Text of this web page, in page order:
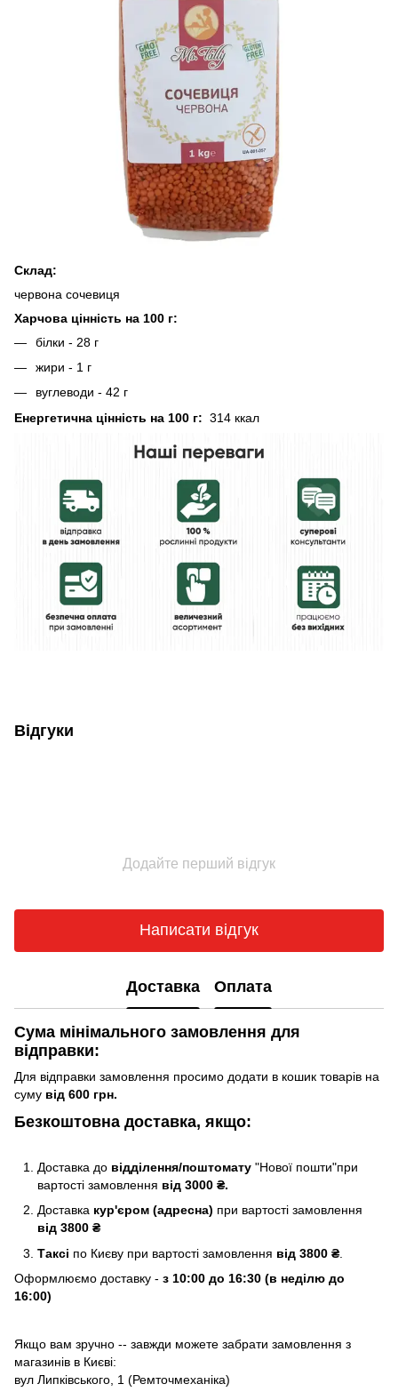
Склад:
червона сочевиця
Харчова цінність на 100 г:
білки - 28 г
жири - 1 г
вуглеводи - 42 г
Енергетична цінність на 100 г: 314 ккал
Відгуки
Додайте перший відгук
Написати відгук
Доставка Оплата
Сума мінімального замовлення для
відправки:
Для відправки замовлення просимо додати в кошик товарів на
суму від 600 грн.
Безкоштовна доставка, якщо:
Доставка до відділення/поштомату "Нової пошти"при
вартості замовлення від 3000 ₴.
Доставка кур'єром (адресна) при вартості замовлення
від 3800 ₴
Таксі по Києву при вартості замовлення від 3800 ₴.
Оформлюємо доставку - з 10:00 до 16:30 (в неділю до
16:00)
Якщо вам зручно -- завжди можете забрати замовлення з
магазинів в Києві:
вул Липківського, 1 (Ремточмеханіка)